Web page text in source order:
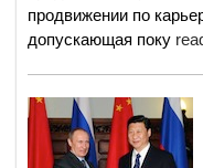
продвижении по
допускающая поку